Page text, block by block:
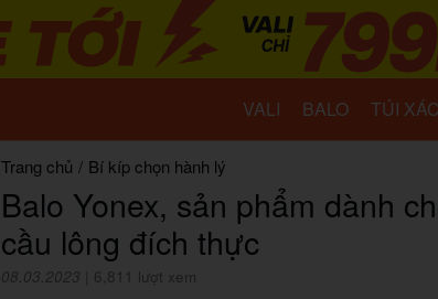
VALI BALO TÚI
Trang chủ / Bí kíp chọn hành lý
Balo Yonex, sản phẩm dành
cầu lông đích thực
08.03.2023 6,811 lượt xem